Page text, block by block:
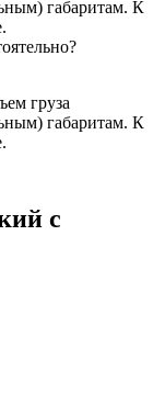
габаритам. К
груза
габаритам. К
с